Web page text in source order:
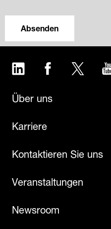
Absenden
LinkedIn Facebook Twitter
Über uns
Karriere
Kontaktieren Sie uns
Veranstaltungen
Newsroom